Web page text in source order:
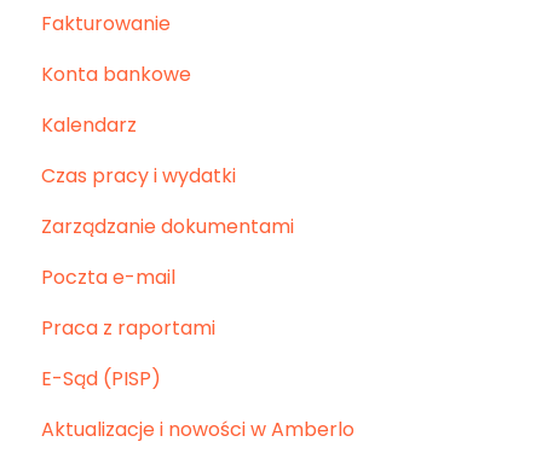
Fakturowanie
Konta bankowe
Kalendarz
Czas pracy i wydatki
Zarządzanie dokumentami
Poczta e-mail
Praca z raportami
E-Sąd (PISP)
Aktualizacje i nowości w Amberlo